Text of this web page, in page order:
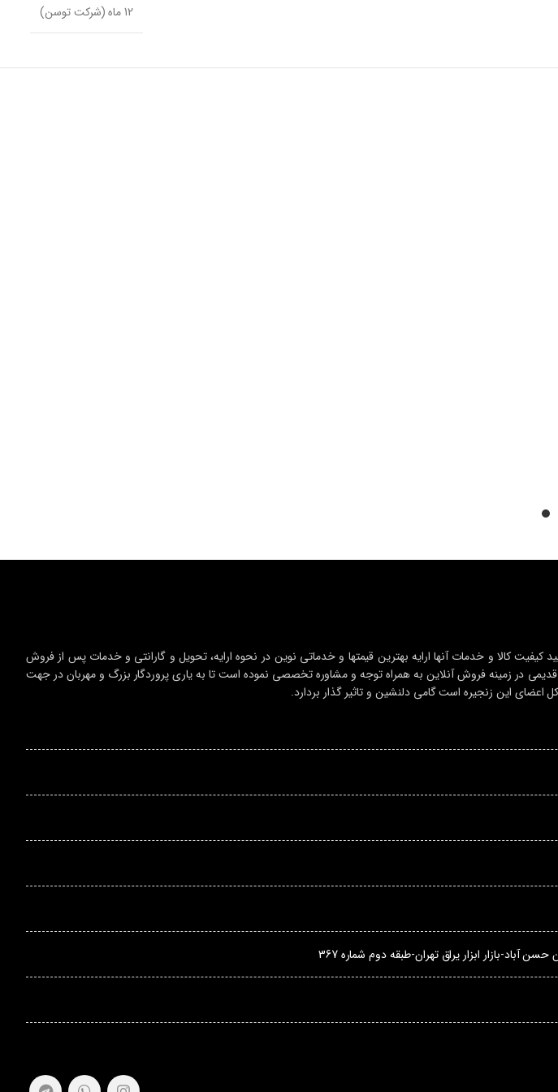
12 ماه (شرکت توسن)
کیفیت کالا و خدمات آنها ارایه بهترین قیمتها و خدماتی نوین در نحوه ارایه، تحویل و گارانتی و خدمات پس از فروش
قدیمی در زمینه فروش آنلاین به همراه توجه و مشاوره تخصصی نموده است تا به یاری پروردگار بزرگ و مهربان در جهت
این زنجیره است گامی دلنشین و تاثیر گذار بردارد.
آباد-بازار ابزار یراق تهران-طبقه دوم شماره 367